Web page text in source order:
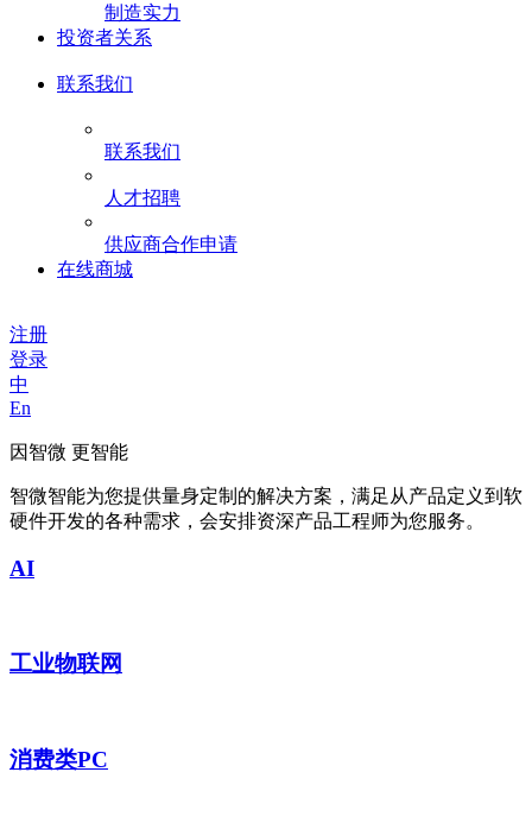
制造实力
投资者关系
联系我们
联系我们
人才招聘
供应商合作申请
在线商城
注册
登录
中
En
因智微 更智能
智微智能为您提供量身定制的解决方案，满足从产品定义到软
硬件开发的各种需求，会安排资深产品工程师为您服务。
AI
工业物联网
消费类PC